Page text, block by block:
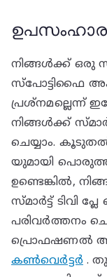
നിങ്ങൾക്ക് ഒരു
സ്‌പോട്ടിഫൈ
പ്രശ്നമല്ലെന്ന്
നിങ്ങൾക്ക്
ചെയ്യാം. കൂടുതൽ
യുമായി
ഉണ്ടെങ്കിൽ,
സ്‌മാർട്ട് ടിവി
പരിവർത്തനം
പ്രൊഫഷണൽ
കൺവെർട്ടർ .